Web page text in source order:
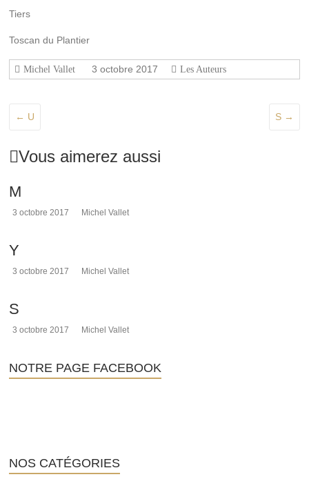
de
le-
l'histoire
de
connexes
cette
depuis
Tiers
Toscan du Plantier
Michel Vallet 3 octobre 2017 Les Auteurs
← U S →
Vous aimerez aussi
M
3 octobre 2017 Michel Vallet
Y
3 octobre 2017 Michel Vallet
S
3 octobre 2017 Michel Vallet
NOTRE PAGE FACEBOOK
NOS CATÉGORIES